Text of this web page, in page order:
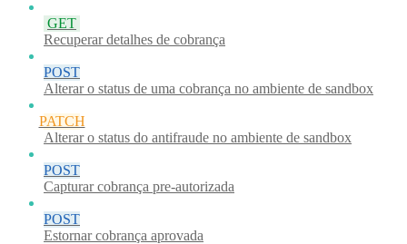
GET
Recuperar detalhes de cobrança
POST
Alterar o status de uma cobrança no ambiente de sandbox
PATCH
Alterar o status do antifraude no ambiente de sandbox
POST
Capturar cobrança pre-autorizada
POST
Estornar cobrança aprovada